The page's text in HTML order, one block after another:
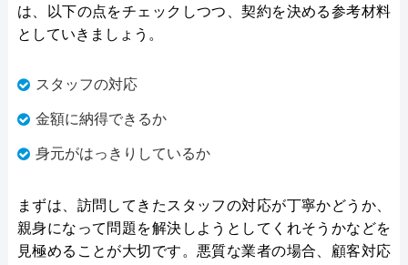
は、以下の点をチェックしつつ、契約を決める参考材料
としていきましょう。
スタッフの対応
金額に納得できるか
身元がはっきりしているか
まずは、訪問してきたスタッフの対応が丁寧かどうか、
親身になって問題を解決しようとしてくれそうかなどを
見極めることが大切です。悪質な業者の場合、顧客対応